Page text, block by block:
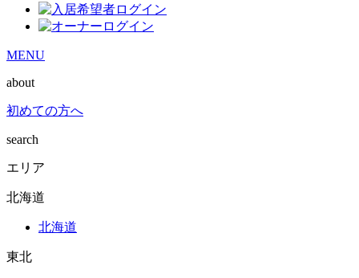
MENU
about
初めての方へ
search
エリア
北海道
北海道
東北